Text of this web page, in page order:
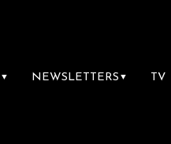
▼ NEWSLETTERS ▼ TV